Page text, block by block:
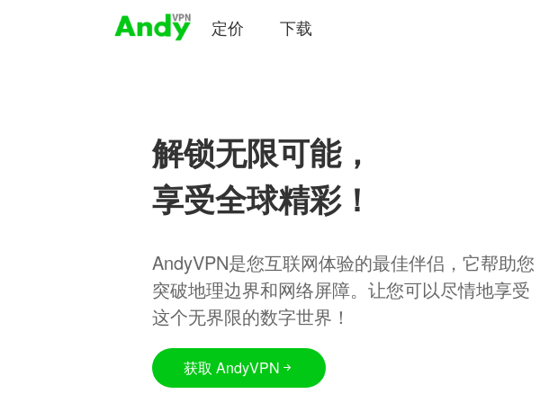
定价 下载
解锁无限可能，
享受全球精彩！
AndyVPN是您互联网体验的最佳伴侣，它帮助您
突破地理边界和网络屏障。让您可以尽情地享受
这个无界限的数字世界！
获取 AndyVPN